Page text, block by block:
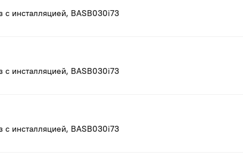
с инсталляцией, BASB030i73
с инсталляцией, BASB030i73
с инсталляцией, BASB030i73